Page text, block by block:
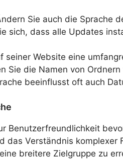
Sie auch die Sprache
sich, dass alle Updates
seiner Website eine
Sie die Namen von
beeinflusst oft auch
Benutzerfreundlichkeit
das Verständnis komplexer
breitere Zielgruppe zu